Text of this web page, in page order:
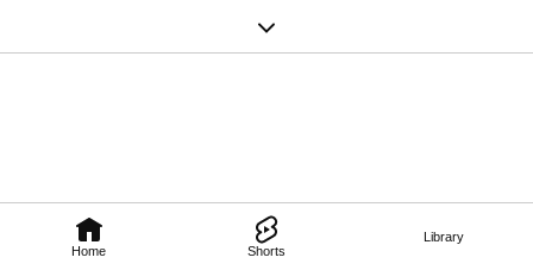
Home Shorts
Library